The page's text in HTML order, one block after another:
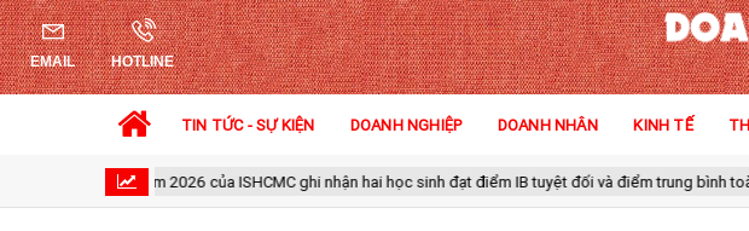
EMAIL HOTLINE
TIN TỨC - SỰ KIỆN DOANH NGHIỆP DOANH NHÂN KINH TẾ
năm 2026 của ISHCMC ghi nhận hai học sinh đạt điểm IB tuyệt đối và điểm trung bình toàn khóa đạt